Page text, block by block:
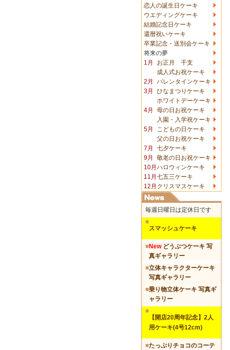
恋人の誕生日ケーキ
ウエディングケーキ
結婚記念日ケーキ
還暦祝いケーキ
卒業記念・送別会ケーキ
将来の夢
1月
お正月 干支
成人式お祝ケーキ
2月
バレンタインケーキ
3月
ひなまつりケーキ
ホワイトデーケーキ
4月
母の日お祝ケーキ
入園・入学祝ケーキ
5月
こどもの日ケーキ
父の日お祝ケーキ
7月
七夕ケーキ
9月
敬老の日お祝ケーキ
10月 ハロウィンケーキ
11月 七五三ケーキ
12月 クリスマスケーキ
毎週日曜日は定休日です
■
スマッシュケーキ
■Newどうぶつケーキ 写
真ギャラリー
■立体キャラクターケーキ
写真ギャラリー
■乗り物立体ケーキ 写真ギ
ャラリー
■
【開店20周年記念】2人
用ケーキ(4号12cm)
■たっぷりチョコのコーテ